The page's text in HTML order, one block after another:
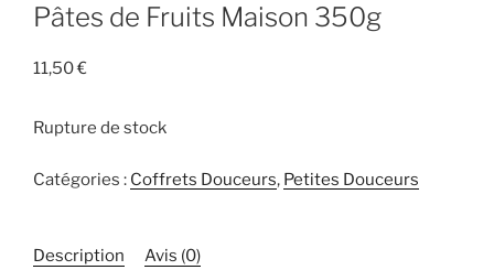
Pâtes de Fruits Maison 350g
11,50€
Rupture de stock
Catégories : Coffrets Douceurs, Petites Douceurs
Description Avis (0)